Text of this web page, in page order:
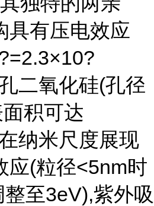
具有压电效应
二氧化硅(孔径
积可达
纳米尺度展现
应(粒径<5nm时
至3eV),紫外吸